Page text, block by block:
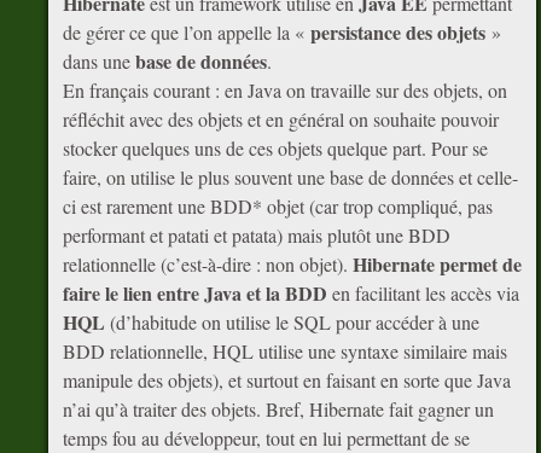
de gérer ce que l’on appelle la « persistance des objets »
dans unebase de données.
En français courant : en Java on travaille sur des objets, on
réfléchit avec des objets et en général on souhaite pouvoir
stocker quelques uns de ces objets quelque part. Pour se
faire, on utilise le plus souvent une base de données et celle-
ci est rarement une BDD* objet (car trop compliqué, pas
performant et patati et patata) mais plutôt une BDD
relationnelle (c’est-à-dire : non objet). Hibernate permet de
faire le lien entre Java et la BDD en facilitant les accès via
HQL (d’habitude on utilise le SQL pour accéder à une
BDD relationnelle, HQL utilise une syntaxe similaire mais
manipule des objets), et surtout en faisant en sorte que Java
n’ai qu’à traiter des objets. Bref, Hibernate fait gagner un
temps fou au développeur, tout en lui permettant de se